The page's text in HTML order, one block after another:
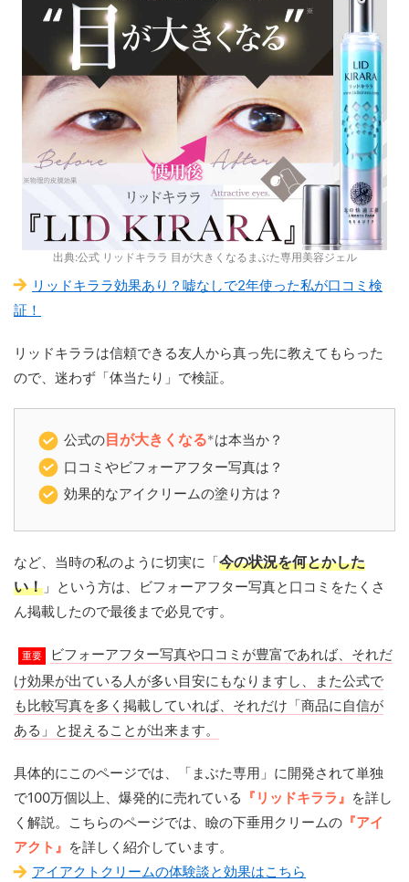
出典:公式 リッドキララ 目が大きくなるまぶた専用美容ジェル
リッドキララ効果あり？嘘なしで2年使った私が口コミ検
証！
リッドキララは信頼できる友人から真っ先に教えてもらった
ので、迷わず「体当たり」で検証。
公式の目が大きくなる*は本当か？
口コミやビフォーアフター写真は？
効果的なアイクリームの塗り方は？
など、当時の私のように切実に「今の状況を何とかした
い！ 」という方は、ビフォーアフター写真と口コミをたくさ
ん掲載したので最後まで必見です。
重要
ビフォーアフター写真や口コミが豊富であれば、それだ
け効果が出ている人が多い目安にもなりますし、また公式で
も比較写真を多く掲載していれば、それだけ「商品に自信が
ある」と捉えることが出来ます。
具体的にこのページでは、「まぶた専用」に開発されて単独
で100万個以上、爆発的に売れている 『リッドキララ』 を詳し
く解説。こちらのページでは、瞼の下垂用クリームの 『アイ
アクト』 を詳しく紹介しています。
アイアクトクリームの体験談と効果はこちら